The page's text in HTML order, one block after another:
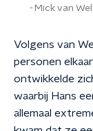
Mick van
Volgens van
personen
ontwikkelde
waarbij Hans
allemaal